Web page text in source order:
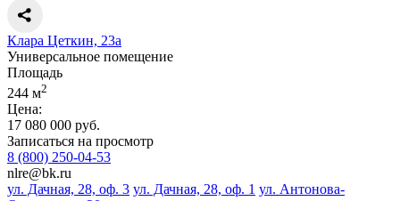
Клара Цеткин, 23а
Универсальное помещение
Площадь
244 м2
Цена:
17 080 000 руб.
Записаться на просмотр
8 (800) 250-04-53
nlre@bk.ru
ул. Дачная, 28, оф. 3 ул. Дачная, 28, оф. 1 ул. Антонова-